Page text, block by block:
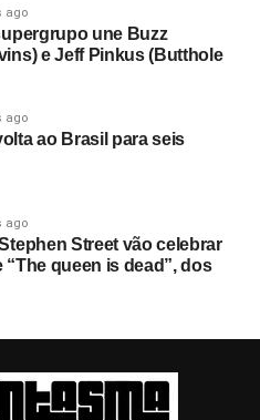
ago
une Buzz
e Jeff Pinkus (Butthole
ago
ao Brasil para seis
ago
Street vão celebrar
“The queen is dead”, dos